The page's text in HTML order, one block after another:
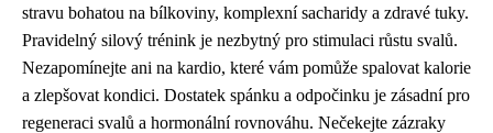
stravu bohatou na bílkoviny, komplexní sacharidy a zdravé tuky.
Pravidelný silový trénink je nezbytný pro stimulaci růstu svalů.
Nezapomínejte ani na kardio, které vám pomůže spalovat kalorie
a zlepšovat kondici. Dostatek spánku a odpočinku je zásadní pro
regeneraci svalů a hormonální rovnováhu. Nečekejte zázraky